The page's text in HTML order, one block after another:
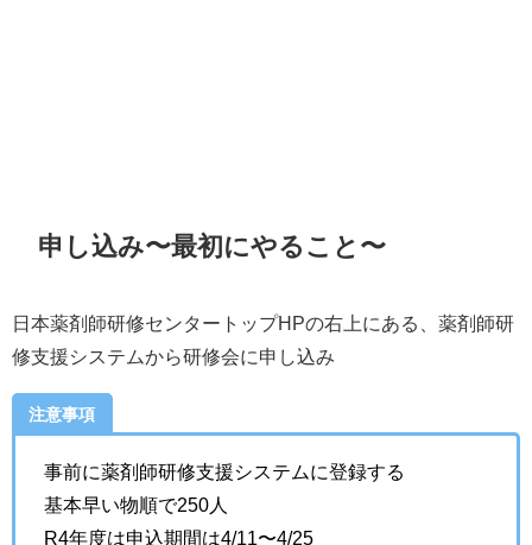
申し込み〜最初にやること〜
日本薬剤師研修センタートップHPの右上にある、薬剤師研
修支援システムから研修会に申し込み
注意事項
事前に薬剤師研修支援システムに登録する
基本早い物順で250人
R4年度は申込期間は4/11〜4/25